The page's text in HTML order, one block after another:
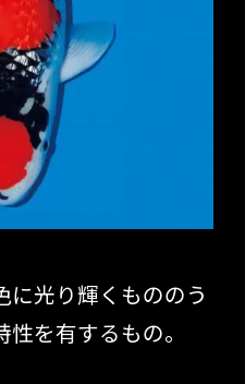
に光り輝くもののう
を有するもの。